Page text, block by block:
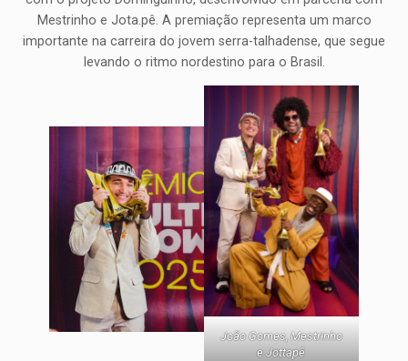
Mestrinho e Jota.pê. A premiação representa um marco
importante na carreira do jovem serra-talhadense, que segue
levando o ritmo nordestino para o Brasil.
João Gomes, Mestrinho
e Jottapê